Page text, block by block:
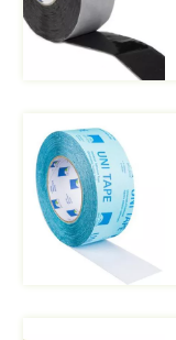
Afbeelding